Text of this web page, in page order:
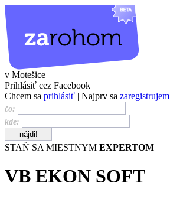
v Motešice
Prihlásiť cez Facebook
Chcem sa prihlásiť | Najprv sa zaregistrujem
čo:
kde:
STAŇ SA MIESTNYM EXPERTOM
VB EKON SOFT